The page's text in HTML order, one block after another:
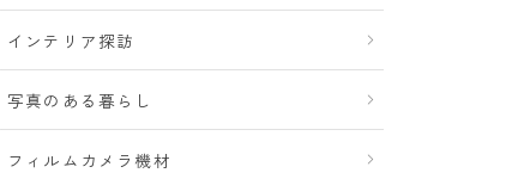
インテリア探訪
写真のある暮らし
フィルムカメラ機材